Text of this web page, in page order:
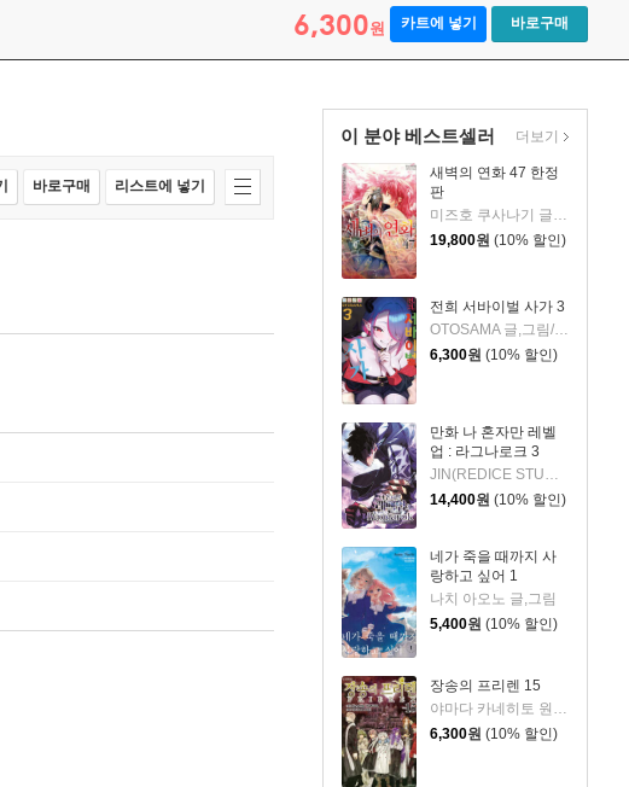
6,300원 카트에 넣기 바로구매
이 분야 베스트셀러
새벽의 연화 47 한정
판
미즈호 쿠사나기 글그림
19,800원 (10% 할인)
전희 서바이벌 사가 3
6,300원 (10% 할인)
만화 나 혼자만 레벨
업 : 라그나로크 3
JIN(REDICE STUDIO) 글그림/당도(REDICE STUDIO) 글/다울 원저
14,400원 (10% 할인)
네가 죽을 때까지 사
랑하고 싶어 1
나치 아오노 글,그림
5,400원 (10% 할인)
장송의 프리렌 15
6,300원 (10% 할인)
더보기
바로구매 리스트에 넣기